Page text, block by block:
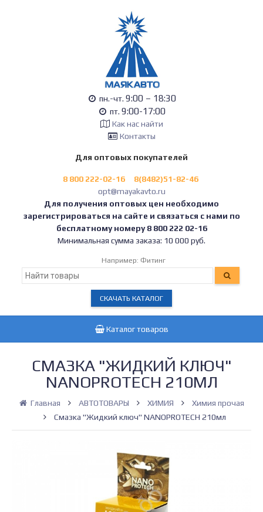
пн.-чт. 9:00 – 18:30
пт. 9:00-17:00
Как нас найти
Контакты
Для оптовых покупателей
8 800 222-02-16
8(8482)51-82-46
opt@mayakavto.ru
Для получения оптовых цен необходимо
зарегистрироваться на сайте и связаться с нами по
бесплатному номеру 8 800 222 02-16
Минимальная сумма заказа: 10 000 руб.
Например: Фитинг
СКАЧАТЬ КАТАЛОГ
Каталог товаров
СМАЗКА "ЖИДКИЙ КЛЮЧ"
NANOPROTECH 210МЛ
Главная АВТОТОВАРЫ ХИМИЯ
Химия прочая
Смазка "Жидкий ключ" NANOPROTECH 210мл